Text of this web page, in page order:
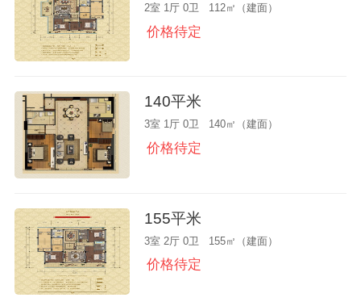
2室 1厅 0卫 112㎡（建面）
价格待定
140平米
3室 1厅 0卫 140㎡（建面）
价格待定
155平米
3室 2厅 0卫 155㎡（建面）
价格待定